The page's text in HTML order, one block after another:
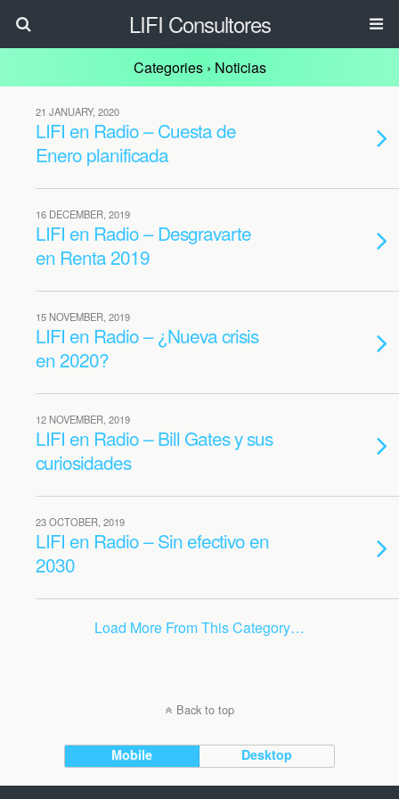
LIFI Consultores
Categories › Noticias
21 JANUARY, 2020
LIFI en Radio – Cuesta de
Enero planificada
16 DECEMBER, 2019
LIFI en Radio – Desgravarte
en Renta 2019
15 NOVEMBER, 2019
LIFI en Radio – ¿Nueva crisis
en 2020?
12 NOVEMBER, 2019
LIFI en Radio – Bill Gates y sus
curiosidades
23 OCTOBER, 2019
LIFI en Radio – Sin efectivo en
2030
Load More From This Category…
Back to top
Mobile Desktop